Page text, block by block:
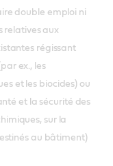
double emploi ni
relatives aux
régissant
ex., les
et les biocides) ou
et la sécurité des
sur la
au bâtiment)